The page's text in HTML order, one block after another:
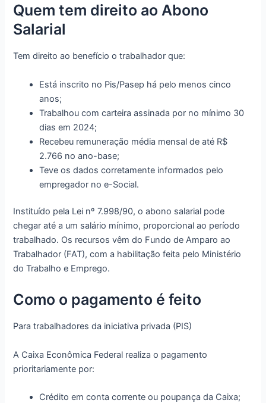
Quem tem direito ao Abono
Salarial
Tem direito ao benefício o trabalhador que:
Está inscrito no Pis/Pasep há pelo menos cinco
anos;
Trabalhou com carteira assinada por no mínimo 30
dias em 2024;
Recebeu remuneração média mensal de até R$
2.766 no ano-base;
Teve os dados corretamente informados pelo
empregador no e-Social.
Instituído pela Lei nº 7.998/90, o abono salarial pode
chegar até a um salário mínimo, proporcional ao período
trabalhado. Os recursos vêm do Fundo de Amparo ao
Trabalhador (FAT), com a habilitação feita pelo Ministério
do Trabalho e Emprego.
Como o pagamento é feito
Para trabalhadores da iniciativa privada (PIS)
A Caixa Econômica Federal realiza o pagamento
prioritariamente por:
Crédito em conta corrente ou poupança da Caixa;